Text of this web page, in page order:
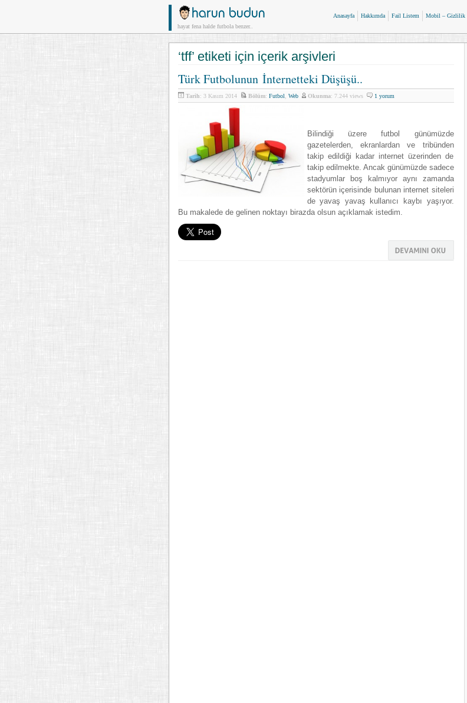
hayat fena halde futbola benzer..
Anasayfa Hakkımda Fail Listem Mobil – Gizlilik
‘tff’ etiketi için içerik arşivleri
Türk Futbolunun İnternetteki Düşüşü..
Tarih: 3 Kasım 2014 Bölüm: Futbol Web Okunma: 7.244 views 1 yorum
Bilindiği üzere futbol günümüzde
gazetelerden, ekranlardan ve tribünden
takip edildiği kadar internet üzerinden de
takip edilmekte. Ancak günümüzde sadece
stadyumlar boş kalmıyor aynı zamanda
sektörün içerisinde bulunan internet siteleri
de yavaş yavaş kullanıcı kaybı yaşıyor.
Bu makalede de gelinen noktayı birazda olsun açıklamak istedim.